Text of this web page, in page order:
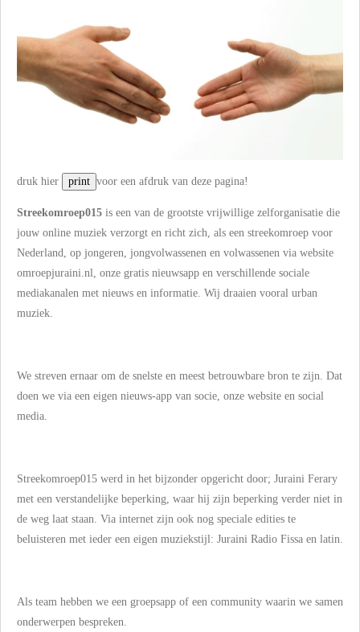
druk hier voor een afdruk van deze pagina!
Streekomroep015 is een van de grootste vrijwillige zelforganisatie die
jouw online muziek verzorgt en richt zich, als een streekomroep voor
Nederland, op jongeren, jongvolwassenen en volwassenen via website
omroepjuraini.nl, onze gratis nieuwsapp en verschillende sociale
mediakanalen met nieuws en informatie. Wij draaien vooral urban
muziek.
We streven ernaar om de snelste en meest betrouwbare bron te zijn. Dat
doen we via een eigen nieuws-app van socie, onze website en social
media.
Streekomroep015 werd in het bijzonder opgericht door; Juraini Ferary
met een verstandelijke beperking, waar hij zijn beperking verder niet in
de weg laat staan. Via internet zijn ook nog speciale edities te
beluisteren met ieder een eigen muziekstijl: Juraini Radio Fissa en latin.
Als team hebben we een groepsapp of een community waarin we samen
onderwerpen bespreken.